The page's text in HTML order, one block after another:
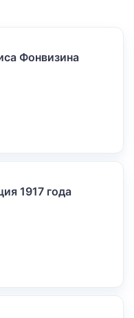
Фонвизина
1917 года